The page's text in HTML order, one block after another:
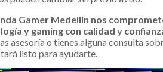
Gamer Medellín nos
y gaming con calidad y
asesoría o tienes alguna consulta
listo para ayudarte.